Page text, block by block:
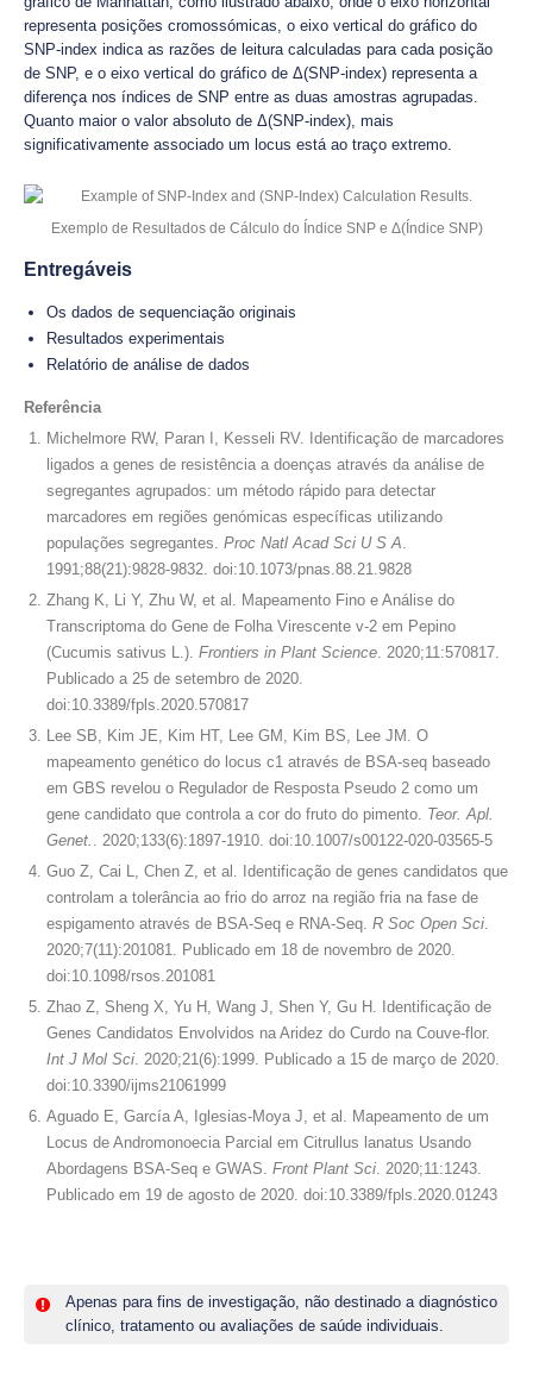
representa posições cromossómicas, o eixo vertical do gráfico do
SNP-index indica as razões de leitura calculadas para cada posição
de SNP, e o eixo vertical do gráfico de Δ(SNP-index) representa a
diferença nos índices de SNP entre as duas amostras agrupadas.
Quanto maior o valor absoluto de Δ(SNP-index), mais
significativamente associado um locus está ao traço extremo.
Exemplo de Resultados de Cálculo do Índice SNP e Δ(Índice SNP)
Entregáveis
Os dados de sequenciação originais
Resultados experimentais
Relatório de análise de dados
Referência
Michelmore RW, Paran I, Kesseli RV. Identificação de marcadores
ligados a genes de resistência a doenças através da análise de
segregantes agrupados: um método rápido para detectar
marcadores em regiões genómicas específicas utilizando
populações segregantes. Proc Natl Acad Sci U S A.
1991;88(21):9828-9832. doi:10.1073/pnas.88.21.9828
Zhang K, Li Y, Zhu W, et al. Mapeamento Fino e Análise do
Transcriptoma do Gene de Folha Virescente v-2 em Pepino
(Cucumis sativus L.). Frontiers in Plant Science. 2020;11:570817.
Publicado a 25 de setembro de 2020.
doi:10.3389/fpls.2020.570817
Lee SB, Kim JE, Kim HT, Lee GM, Kim BS, Lee JM. O
mapeamento genético do locus c1 através de BSA-seq baseado
em GBS revelou o Regulador de Resposta Pseudo 2 como um
gene candidato que controla a cor do fruto do pimento. Teor. Apl.
Genet. . 2020;133(6):1897-1910. doi:10.1007/s00122-020-03565-5
Guo Z, Cai L, Chen Z, et al. Identificação de genes candidatos que
controlam a tolerância ao frio do arroz na região fria na fase de
espigamento através de BSA-Seq e RNA-Seq. R Soc Open Sci.
2020;7(11):201081. Publicado em 18 de novembro de 2020.
doi:10.1098/rsos.201081
Zhao Z, Sheng X, Yu H, Wang J, Shen Y, Gu H. Identificação de
Genes Candidatos Envolvidos na Aridez do Curdo na Couve-flor.
Int J Mol Sci. 2020;21(6):1999. Publicado a 15 de março de 2020.
doi:10.3390/ijms21061999
Aguado E, García A, Iglesias-Moya J, et al. Mapeamento de um
Locus de Andromonoecia Parcial em Citrullus lanatus Usando
Abordagens BSA-Seq e GWAS. Front Plant Sci. 2020;11:1243.
Publicado em 19 de agosto de 2020. doi:10.3389/fpls.2020.01243
Apenas para fins de investigação, não destinado a diagnóstico
clínico, tratamento ou avaliações de saúde individuais.